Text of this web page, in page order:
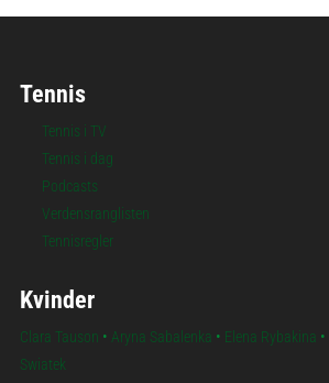
Tennis
Tennis i TV
Tennis i dag
Podcasts
Verdensranglisten
Tennisregler
Kvinder
Clara Tauson • Aryna Sabalenka • Elena Rybakina •
Swiatek